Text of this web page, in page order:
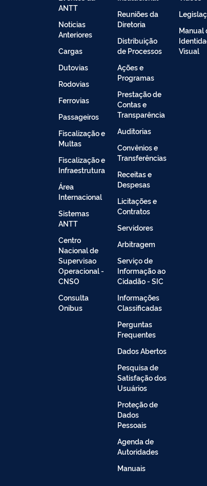
ANTT
Noticias
Anteriores
Cargas
Dutovias
Rodovias
Ferrovias
Passageiros
Fiscalização e
Multas
Fiscalização e
Infraestrutura
Área
Internacional
Sistemas
ANTT
Centro
Nacional de
Supervisao
Operacional -
CNSO
Consulta
Onibus
Reuniões da
Diretoria
Distribuição
de Processos
Ações e
Programas
Prestação de
Contas e
Transparência
Auditorias
Convênios e
Transferências
Receitas e
Despesas
Licitações e
Contratos
Servidores
Arbitragem
Serviço de
Informação ao
Cidadão - SIC
Informações
Classificadas
Perguntas
Frequentes
Dados Abertos
Pesquisa de
Satisfação dos
Usuários
Proteção de
Dados
Pessoais
Agenda de
Autoridades
Manuais
Manual
Visual